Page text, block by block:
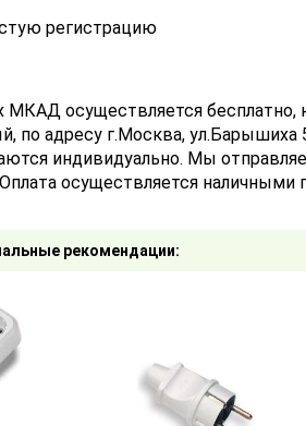
регистрацию
МКАД осуществляется
по адресу г.Москва, ул.Барышиха
индивидуально. Мы
осуществляется наличными
рекомендации: